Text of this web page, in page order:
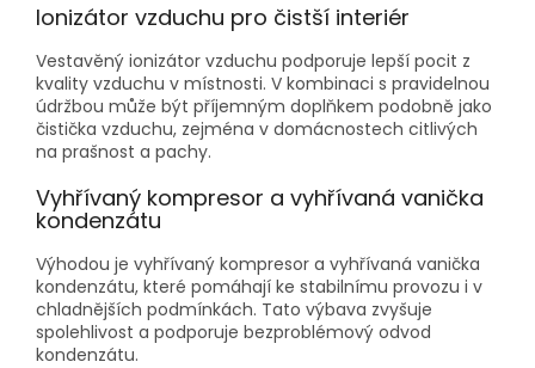
Ionizátor vzduchu pro čistší interiér
Vestavěný ionizátor vzduchu podporuje lepší pocit z
kvality vzduchu v místnosti. V kombinaci s pravidelnou
údržbou může být příjemným doplňkem podobně jako
čistička vzduchu, zejména v domácnostech citlivých
na prašnost a pachy.
Vyhřívaný kompresor a vyhřívaná vanička
kondenzátu
Výhodou je vyhřívaný kompresor a vyhřívaná vanička
kondenzátu, které pomáhají ke stabilnímu provozu i v
chladnějších podmínkách. Tato výbava zvyšuje
spolehlivost a podporuje bezproblémový odvod
kondenzátu.